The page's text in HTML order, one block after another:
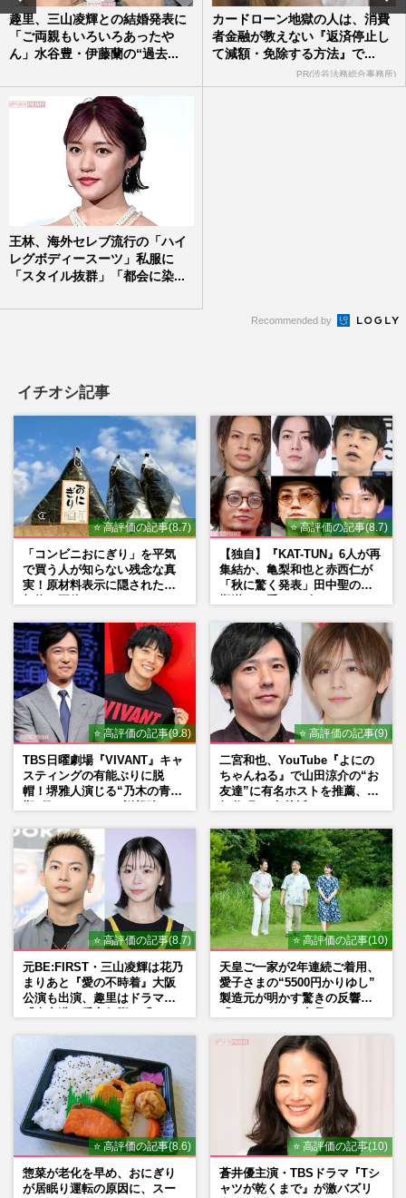
趣里、三山凌輝との結婚発表に
「ご両親もいろいろあったや
ん」水谷豊・伊藤蘭の“過去...
カードローン地獄の人は、消費
者金融が教えない『返済停止し
て減額・免除する方法』で...
PR(渋谷法務総合事務所)
王林、海外セレブ流行の「ハイ
レグボディースーツ」私服に
「スタイル抜群」「都会に染...
Recommended by
イチオシ記事
⭐ 高評価の記事(8.7)
「コンビニおにぎり」を平気
で買う人が知らない残念な真
実！原材料表示に隠された添
⭐ 高評価の記事(8.7)
【独自】『KAT-TUN』6人が再
集結か、亀梨和也と赤西仁が
「秋に驚く発表」田中聖の刑
⭐ 高評価の記事(9.8)
TBS日曜劇場『VIVANT』キャ
スティングの有能ぶりに脱
帽！堺雅人演じる“乃木の青年
マン長男・櫻井海音だった
⭐ 高評価の記事(9)
二宮和也、YouTube『よにの
ちゃんねる』で山田涼介の“お
友達”に有名ホストを推薦、歌
⭐ 高評価の記事(8.7)
元BE:FIRST・三山凌輝は花乃
まりあと『愛の不時着』大阪
公演も出演、趣里はドラマ
⭐ 高評価の記事(10)
天皇ご一家が2年連続ご着用、
愛子さまの“5500円かりゆし”
製造元が明かす驚きの反響
⭐ 高評価の記事(8.6)
惣菜が老化を早め、おにぎり
が居眠り運転の原因に、スー
⭐ 高評価の記事(10)
蒼井優主演・TBSドラマ『Tシ
ャツが乾くまで』が激バズリ